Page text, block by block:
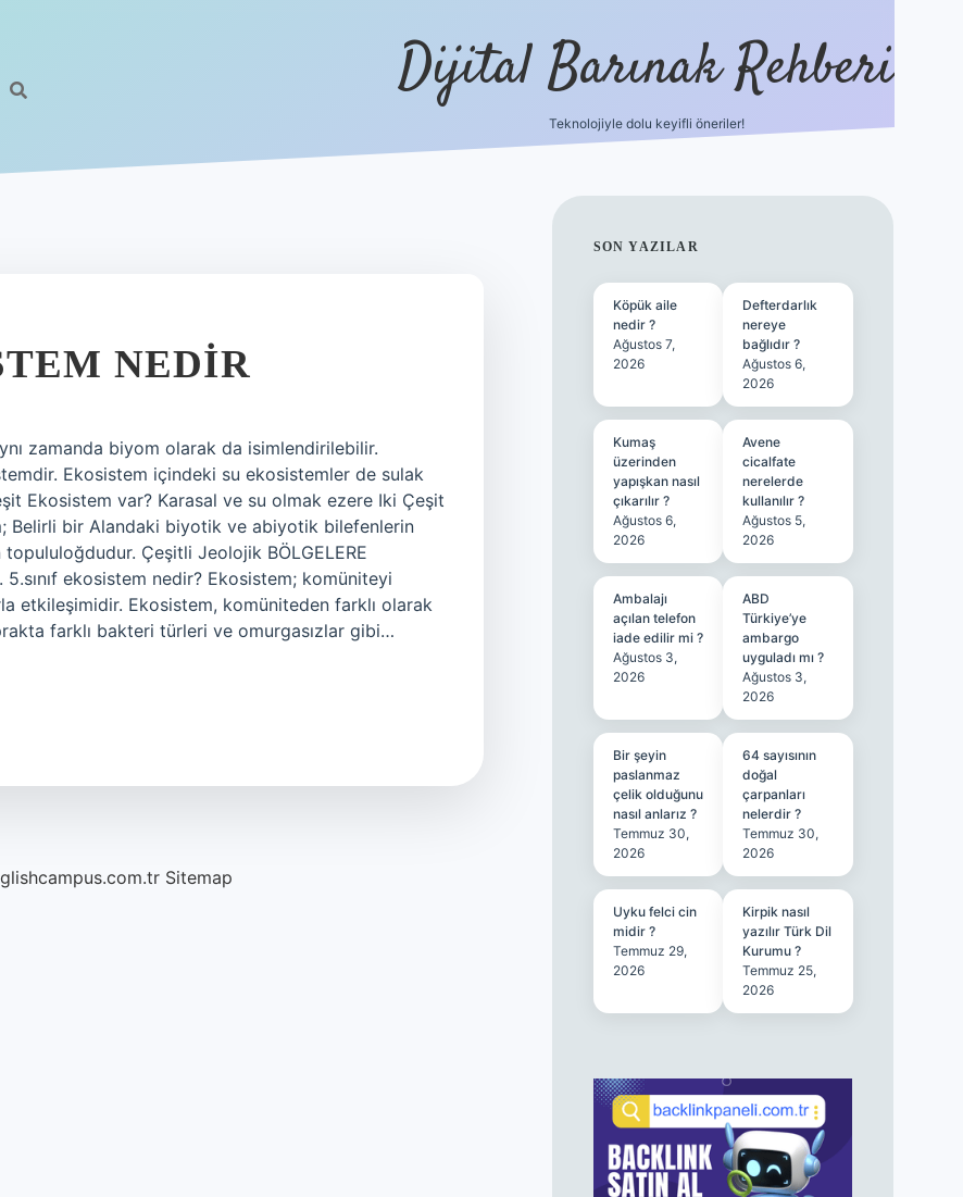
Dijital Barınak Rehberi
Teknolojiyle dolu keyifli öneriler!
NEDIR
zamanda biyom olarak da isimlendirilebilir.
Ekosistem içindeki su ekosistemler de sulak
Ekosistem var? Karasal ve su olmak ezere Iki Çeşit
Belirli bir Alandaki biyotik ve abiyotik bilefenlerin
Çeşitli Jeolojik BÖLGELERE
5.sınıf ekosistem nedir? Ekosistem; komüniteyi
etkileşimidir. Ekosistem, komüniteden farklı olarak
farklı bakteri türleri ve omurgasızlar gibi…
Sitemap
SIDEBAR
SON YAZILAR
Köpük aile
nedir ?
Ağustos 7,
2026
Defterdarlık
nereye
bağlıdır ?
Ağustos 6,
2026
Kumaş
üzerinden
yapışkan nasıl
çıkarılır ?
Ağustos 6,
2026
Avene
cicalfate
nerelerde
kullanılır ?
Ağustos 5,
2026
Ambalajı
açılan telefon
iade edilir mi ?
Ağustos 3,
2026
ABD
Türkiye’ye
ambargo
uyguladı mı ?
Ağustos 3,
2026
Bir şeyin
paslanmaz
çelik olduğunu
nasıl anlarız ?
Temmuz 30,
2026
64 sayısının
doğal
çarpanları
nelerdir ?
Temmuz 30,
2026
Uyku felci cin
midir ?
Temmuz 29,
2026
Kirpik nasıl
yazılır Türk Dil
Kurumu ?
Temmuz 25,
2026
hiltonbet güncel